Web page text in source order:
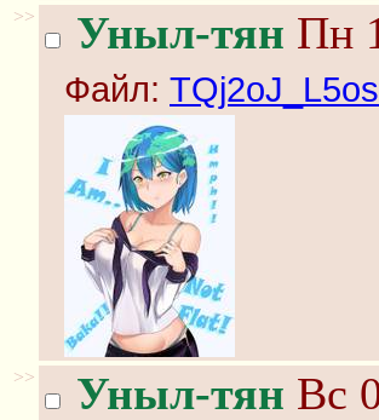
>> Уныл-тян Пн
Файл:
>> Уныл-тян Вс